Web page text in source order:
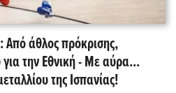
Από άθλος πρόκρισης,
την Εθνική - Με αύρα...
της Ισπανίας!